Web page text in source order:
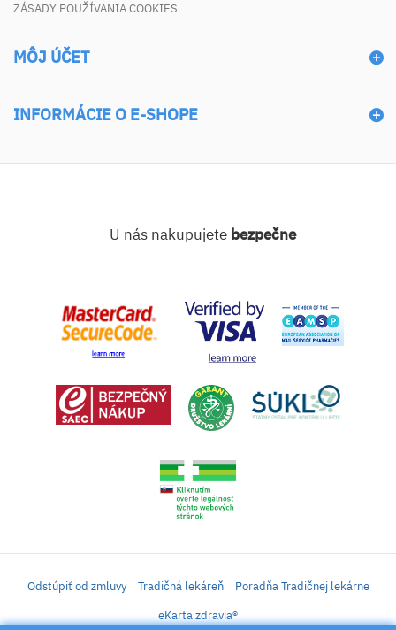
ZÁSADY POUŽÍVANIA COOKIES
MÔJ ÚČET
INFORMÁCIE O E-SHOPE
U nás nakupujete bezpečne
Odstúpiť od zmluvy Tradičná lekáreň
Poradňa Tradičnej lekárne
eKarta zdravia®